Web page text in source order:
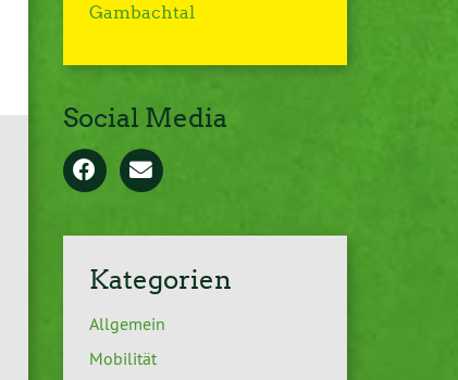
Gambachtal
Social Media
Kategorien
Allgemein
Mobilität